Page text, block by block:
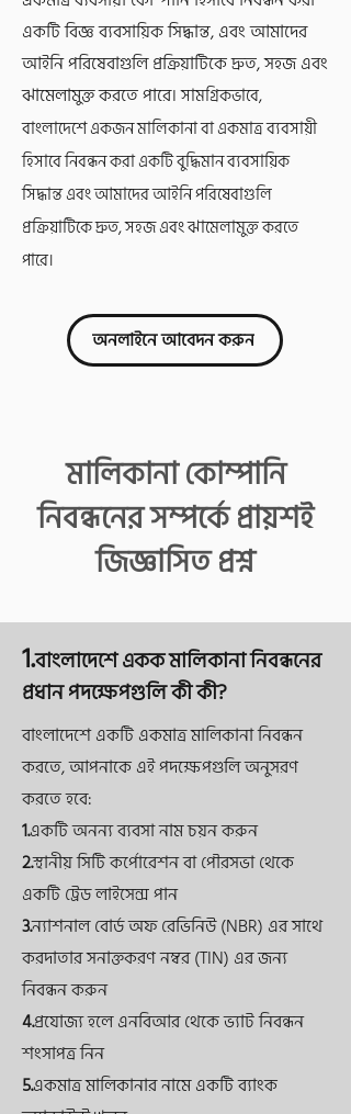
একটি বিজ্ঞ ব্যবসায়িক সিদ্ধান্ত, এবং আমাদের
আইনি পরিষেবাগুলি প্রক্রিয়াটিকে দ্রুত, সহজ এবং
ঝামেলামুক্ত করতে পারে।সামগ্রিকভাবে,
বাংলাদেশে একজন মালিকানা বা একমাত্র ব্যবসায়ী
হিসাবে নিবন্ধন করা একটি বুদ্ধিমান ব্যবসায়িক
সিদ্ধান্ত এবং আমাদের আইনি পরিষেবাগুলি
প্রক্রিয়াটিকে দ্রুত, সহজ এবং ঝামেলামুক্ত করতে
পারে।
অনলাইনে আবেদন করুন
মালিকানা কোম্পানি
নিবন্ধনের সম্পর্কে প্রায়শই
জিজ্ঞাসিত প্রশ্ন
1.বাংলাদেশে একক মালিকানা নিবন্ধনের
প্রধান পদক্ষেপগুলি কী কী?
বাংলাদেশে একটি একমাত্র মালিকানা নিবন্ধন
করতে, আপনাকে এই পদক্ষেপগুলি অনুসরণ
করতে হবে:
1.একটি অনন্য ব্যবসা নাম চয়ন করুন
2.স্থানীয় সিটি কর্পোরেশন বা পৌরসভা থেকে
একটি ট্রেড লাইসেন্স পান
3.ন্যাশনাল বোর্ড অফ রেভিনিউ (NBR) এর সাথে
করদাতার সনাক্তকরণ নম্বর (TIN) এর জন্য
নিবন্ধন করুন
4.প্রযোজ্য হলে এনবিআর থেকে ভ্যাট নিবন্ধন
শংসাপত্র নিন
5.একমাত্র মালিকানার নামে একটি ব্যাংক